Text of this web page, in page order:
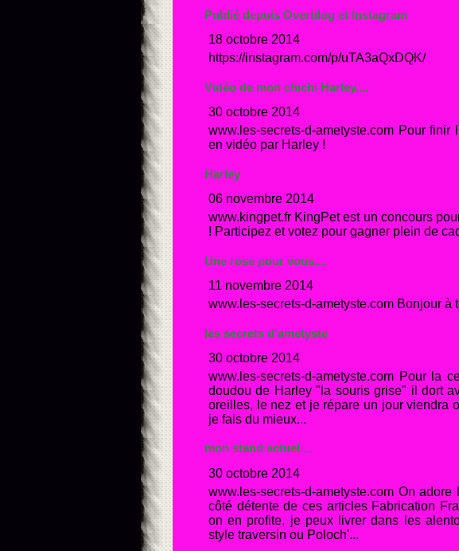
Publié depuis Overblog et Instagram
18 octobre 2014
https://instagram.com/p/uTA3aQxDQK/
Vidéo de mon chichi Harley....
30 octobre 2014
www.les-secrets-d-ametyste.com Pour
en vidéo par Harley !
Harley
06 novembre 2014
www.kingpet.fr KingPet est un concours
! Participez et votez pour gagner plein de
Une rose pour vous....
11 novembre 2014
www.les-secrets-d-ametyste.com Bonjour à
les secrets d'ametyste
30 octobre 2014
www.les-secrets-d-ametyste.com Pour la
doudou de Harley "la souris grise" il dort
oreilles, le nez et je répare un jour viendra
je fais du mieux...
mon stand actuel....
30 octobre 2014
www.les-secrets-d-ametyste.com On
côté détente de ces articles Fabrication
on en profite, je peux livrer dans les
style traversin ou Poloch'...